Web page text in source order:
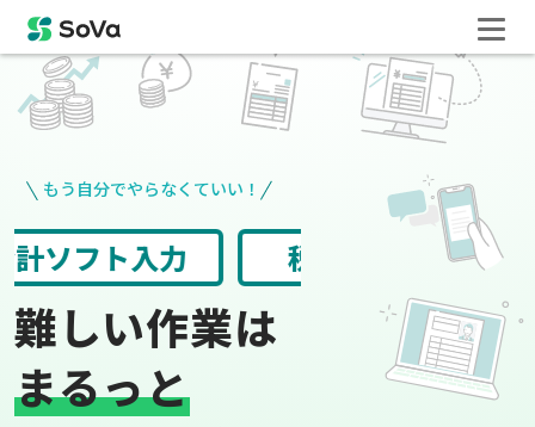
もう自分でやらなくていい！
請求書や領収書 役所手続き
難しい作業は
まるっと